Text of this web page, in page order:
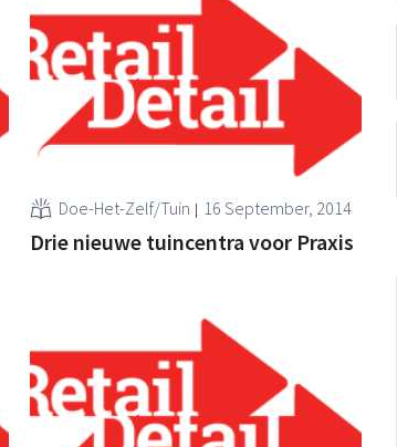
Doe-Het-Zelf/Tuin 16 September, 2014
Drie nieuwe tuincentra voor Praxis